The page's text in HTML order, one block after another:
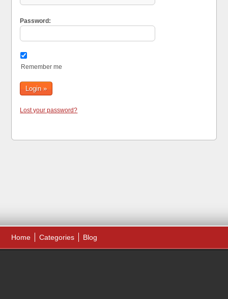
Password:
Remember me
Lost your password?
Home Categories Blog